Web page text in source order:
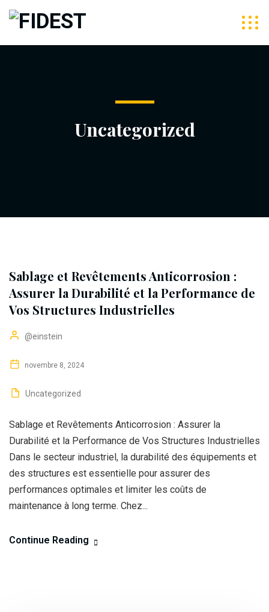
Uncategorized
Sablage et Revêtements Anticorrosion :
Assurer la Durabilité et la Performance de
Vos Structures Industrielles
@einstein
novembre 8, 2024
Uncategorized
Sablage et Revêtements Anticorrosion : Assurer la
Durabilité et la Performance de Vos Structures Industrielles
Dans le secteur industriel, la durabilité des équipements et
des structures est essentielle pour assurer des
performances optimales et limiter les coûts de
maintenance à long terme. Chez...
Continue Reading